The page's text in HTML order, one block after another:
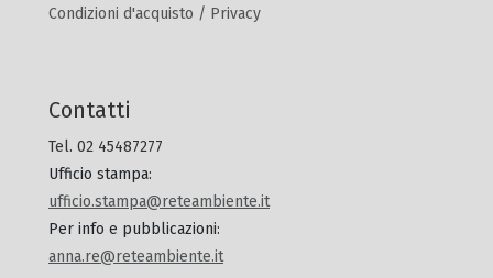
Condizioni d'acquisto / Privacy
Contatti
Tel. 02 45487277
Ufficio stampa:
ufficio.stampa@reteambiente.it
Per info e pubblicazioni:
anna.re@reteambiente.it